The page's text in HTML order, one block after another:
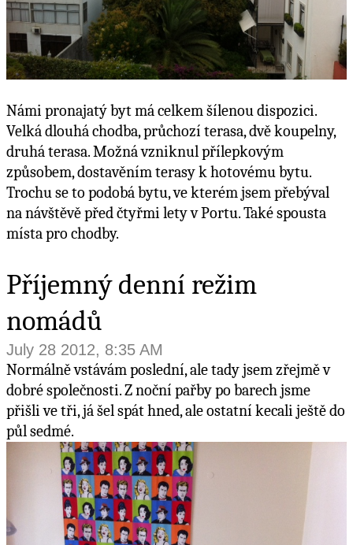
Námi pronajatý byt má celkem šílenou dispozici.
Velká dlouhá chodba, průchozí terasa, dvě koupelny,
druhá terasa. Možná vzniknul přílepkovým
způsobem, dostavěním terasy k hotovému bytu.
Trochu se to podobá bytu, ve kterém jsem přebýval
na návštěvě před čtyřmi lety v Portu. Také spousta
místa pro chodby.
Příjemný denní režim
nomádů
July 28 2012, 8:35 AM
Normálně vstávám poslední, ale tady jsem zřejmě v
dobré společnosti. Z noční pařby po barech jsme
přišli ve tři, já šel spát hned, ale ostatní kecali ještě do
půl sedmé.